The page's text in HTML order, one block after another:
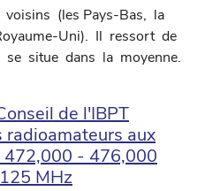
(les Pays-Bas, la
Uni). Il ressort de
situe dans la moyenne.
de l'IBPT
radioamateurs aux
472,000 - 476,000
MHz